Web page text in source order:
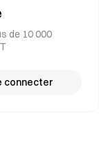
en toute sécurité,
de 40%
de 10 000
connecter